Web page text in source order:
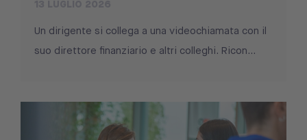
Un dirigente si collega a una videochiamata con il
suo direttore finanziario e altri colleghi. Ricon...